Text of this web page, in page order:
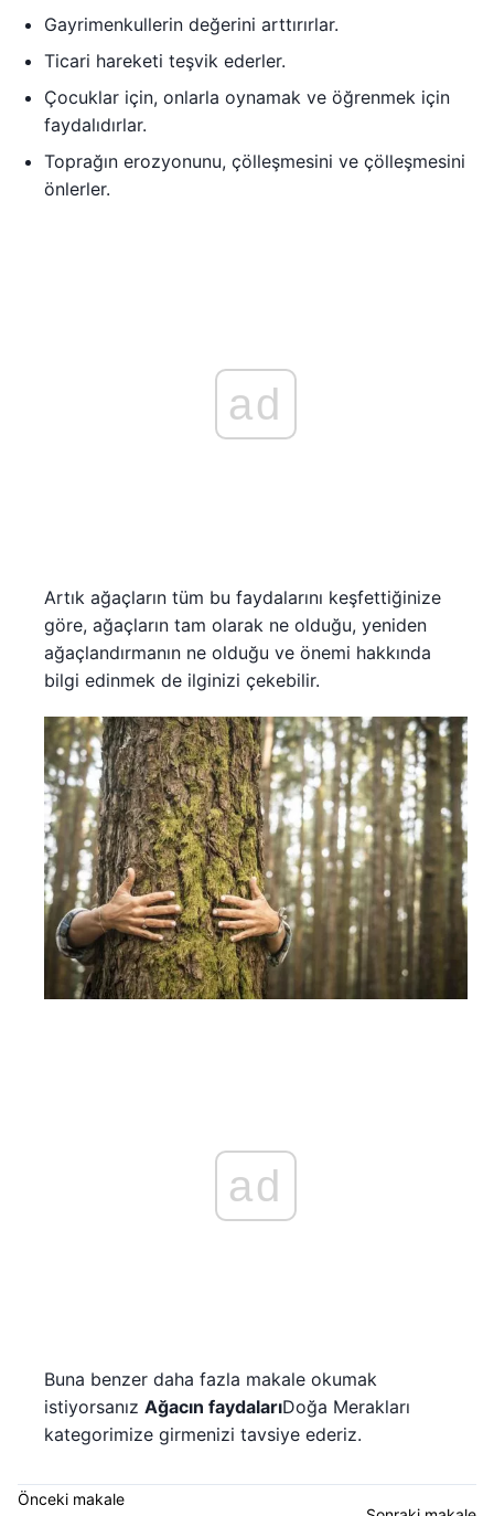
Gayrimenkullerin değerini arttırırlar.
Ticari hareketi teşvik ederler.
Çocuklar için, onlarla oynamak ve öğrenmek için
faydalıdırlar.
Toprağın erozyonunu, çölleşmesini ve çölleşmesini
önlerler.
ad
Artık ağaçların tüm bu faydalarını keşfettiğinize
göre, ağaçların tam olarak ne olduğu, yeniden
ağaçlandırmanın ne olduğu ve önemi hakkında
bilgi edinmek de ilginizi çekebilir.
ad
Buna benzer daha fazla makale okumak
istiyorsanız Ağacın faydalarıDoğa Merakları
kategorimize girmenizi tavsiye ederiz.
Önceki makale